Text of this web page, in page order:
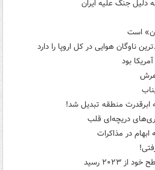
جنگ علیه ایران
است
ناوگان هوایی در کل اروپا را دارد
بود
به ابرقدرت منطقه تبدیل شد!
دریچه‌ای قلب
در مذاکرات
۲۰۲۳ رسید